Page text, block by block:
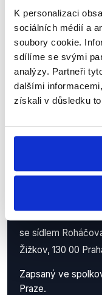
K personalizaci
sociálních médií a
soubory cookie.
sdílíme se svými
analýzy. Partneři
dalšími
získali v důsledku
z
příspěvků
práci.
Demagog.cz,
se sídlem
Žižkov, 130 00
Zapsaný ve
Praze.